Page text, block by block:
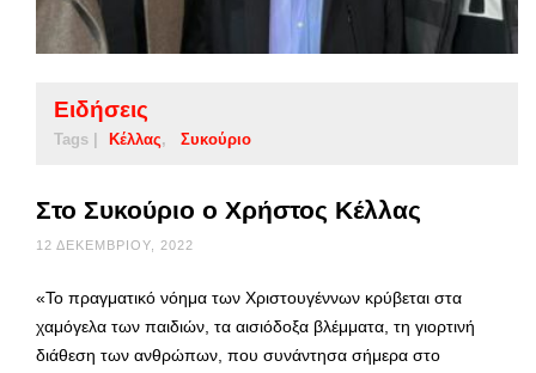
Ειδήσεις
Tags | Κέλλας Συκούριο
Στο Συκούριο ο Χρήστος Κέλλας
12 ΔΕΚΕΜΒΡΊΟΥ, 2022
«Το πραγματικό νόημα των Χριστουγέννων κρύβεται στα
χαμόγελα των παιδιών, τα αισιόδοξα βλέμματα, τη γιορτινή
διάθεση των ανθρώπων, που συνάντησα σήμερα στο